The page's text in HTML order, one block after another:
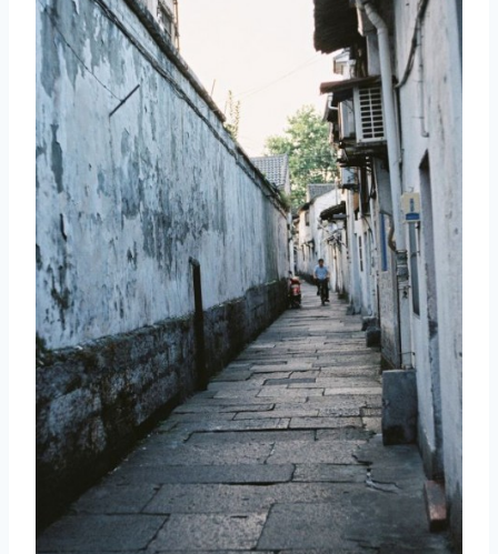
取消 搜索